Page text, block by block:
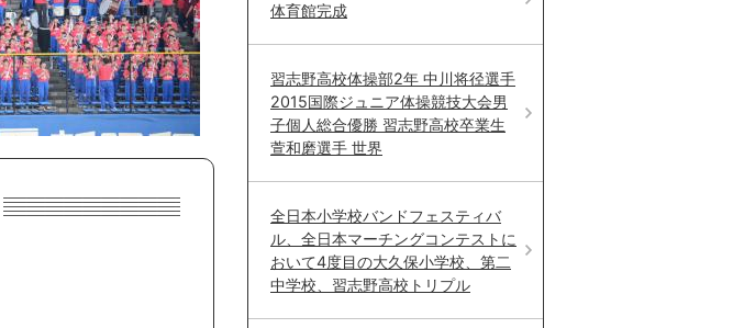
体育館完成
習志野高校体操部2年 中川将径選手
2015国際ジュニア体操競技大会男
子個人総合優勝 習志野高校卒業生
萱和磨選手 世界
全日本小学校バンドフェスティバ
ル、全日本マーチングコンテストに
おいて4度目の大久保小学校、第二
中学校、習志野高校トリプル